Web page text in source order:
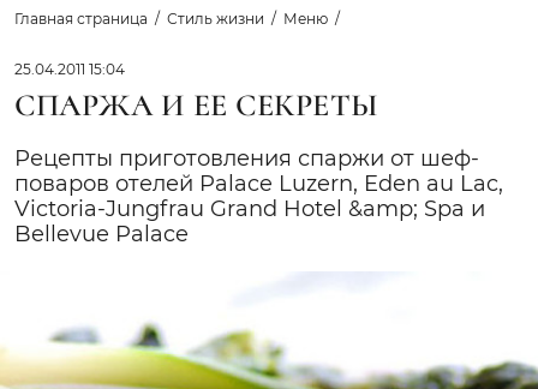
Главная страница Стиль жизни Меню
25.04.2011 15:04
СПАРЖА И ЕЕ СЕКРЕТЫ
Рецепты приготовления спаржи от шеф-
поваров отелей Palace Luzern, Eden au Lac,
Victoria-Jungfrau Grand Hotel &amp; Spa и
Bellevue Palace